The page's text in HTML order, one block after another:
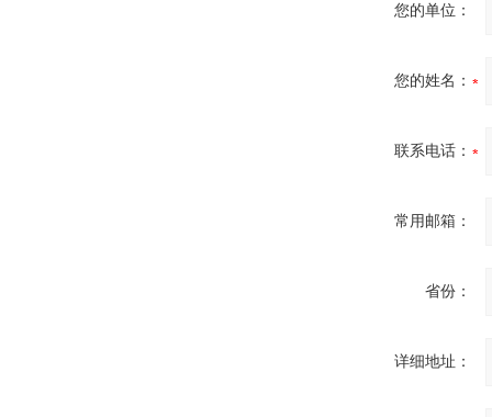
您的单位：
您的姓名：
联系电话：
常用邮箱：
省份：
详细地址：